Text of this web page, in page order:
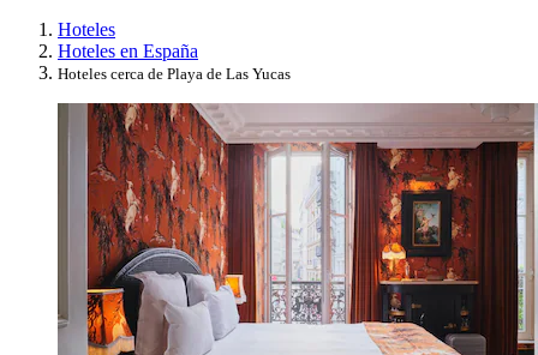
Hoteles
Hoteles en España
Hoteles cerca de Playa de Las Yucas